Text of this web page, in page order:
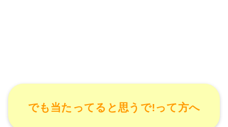
でも当たってると思うで!って方へ